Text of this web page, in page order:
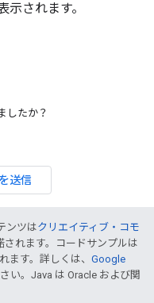
示されます。
したか？
送信
ンツはクリエイティブ・コモ
されます。コードサンプルは
ます。詳しくは、 Google
い。Java は Oracle および関